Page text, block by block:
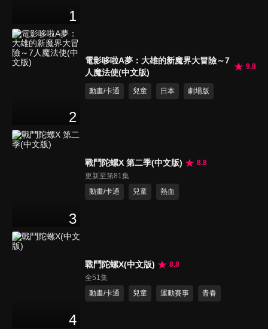
1
2
電影哆啦A夢：大雄的新魔界大冒險～7
人魔法使(中文版)
9.8
動畫/卡通 兒童 日本 劇場版
3
戰鬥陀螺X 第二季(中文版)
8.8
更新至第81集
動畫/卡通
兒童 熱血
4
戰鬥陀螺X(中文版)
8.8
全51集
動畫/卡通
兒童 運動賽事 青春